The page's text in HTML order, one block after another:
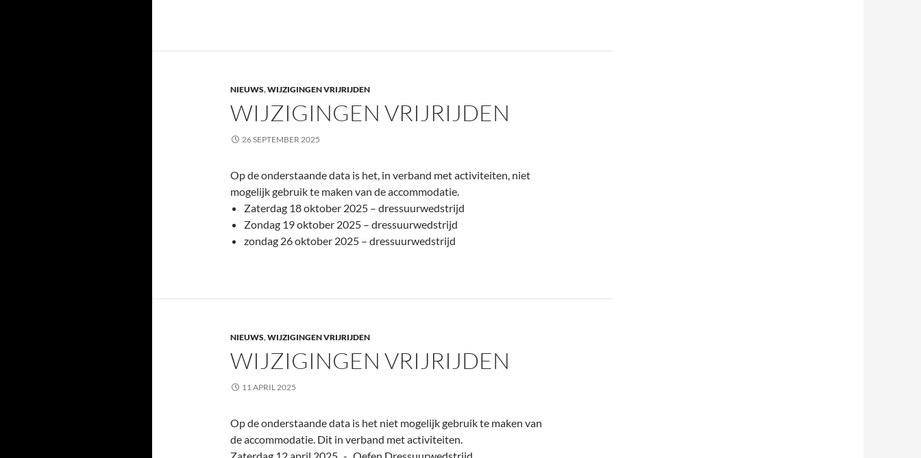
NIEUWS,WIJZIGINGEN VRIJRIJDEN
WIJZIGINGEN VRIJRIJDEN
26 SEPTEMBER 2025
Op de onderstaande data is het, in verband met activiteiten, niet
mogelijk gebruik te maken van de accommodatie.
Zaterdag 18 oktober 2025 – dressuurwedstrijd
Zondag 19 oktober 2025 – dressuurwedstrijd
zondag 26 oktober 2025 – dressuurwedstrijd
NIEUWS,WIJZIGINGEN VRIJRIJDEN
WIJZIGINGEN VRIJRIJDEN
11 APRIL 2025
Op de onderstaande data is het niet mogelijk gebruik te maken van
de accommodatie. Dit in verband met activiteiten.